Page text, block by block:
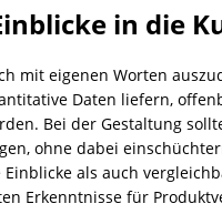
in die
mit eigenen Worten
Daten liefern,
Bei der Gestaltung
ohne dabei
als auch
Erkenntnisse für